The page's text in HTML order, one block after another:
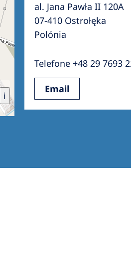
Romania
Asia Pacific
Asia Pacific
Australia
Philippines
i
al. Jana Pawła II 120A
07-410 Ostrołęka
Polónia
Telefone +48 29 7693
Email